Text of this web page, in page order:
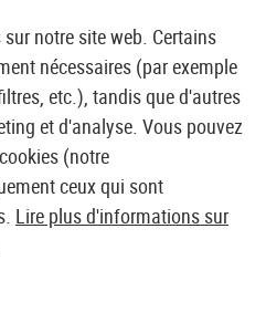
EUROPÉEN AIRSOFT
Holsters de ceinture
notre site web. Certains
nécessaires (par exemple
etc.), tandis que d'autres
et d'analyse. Vous pouvez
(notre
ceux qui sont
Lire plus d'informations sur